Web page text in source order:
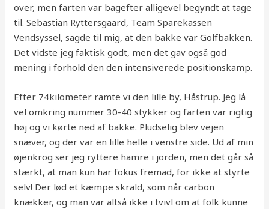
over, men farten var bagefter alligevel begyndt at tage
til. Sebastian Ryttersgaard, Team Sparekassen
Vendsyssel, sagde til mig, at den bakke var Golfbakken.
Det vidste jeg faktisk godt, men det gav også god
mening i forhold den den intensiverede positionskamp.
Efter 74kilometer ramte vi den lille by, Håstrup. Jeg lå
vel omkring nummer 30-40 stykker og farten var rigtig
høj og vi kørte ned af bakke. Pludselig blev vejen
snæver, og der var en lille helle i venstre side. Ud af min
øjenkrog ser jeg ryttere hamre i jorden, men det går så
stærkt, at man kun har fokus fremad, for ikke at styrte
selv! Der lød et kæmpe skrald, som når carbon
knækker, og man var altså ikke i tvivl om at folk kunne